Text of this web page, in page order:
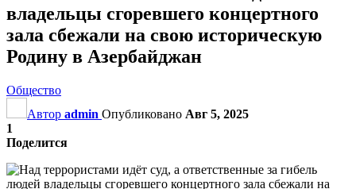
владельцы сгоревшего концертного
зала сбежали на свою историческую
Родину в Азербайджан
Общество
Автор admin Опубликовано Авг 5, 2025
1
Поделится